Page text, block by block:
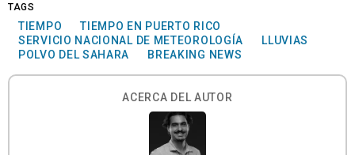
TAGS
TIEMPO
TIEMPO EN PUERTO RICO
SERVICIO NACIONAL DE METEOROLOGÍA
LLUVIAS
POLVO DEL SAHARA
BREAKING NEWS
ACERCA DEL AUTOR